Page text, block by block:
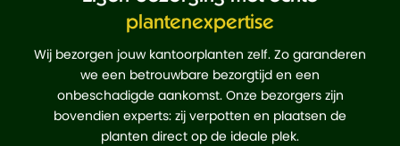
plantenexpertise
Wij bezorgen jouw kantoorplanten zelf. Zo garanderen
we een betrouwbare bezorgtijd en een
onbeschadigde aankomst. Onze bezorgers zijn
bovendien experts: zij verpotten en plaatsen de
planten direct op de ideale plek.